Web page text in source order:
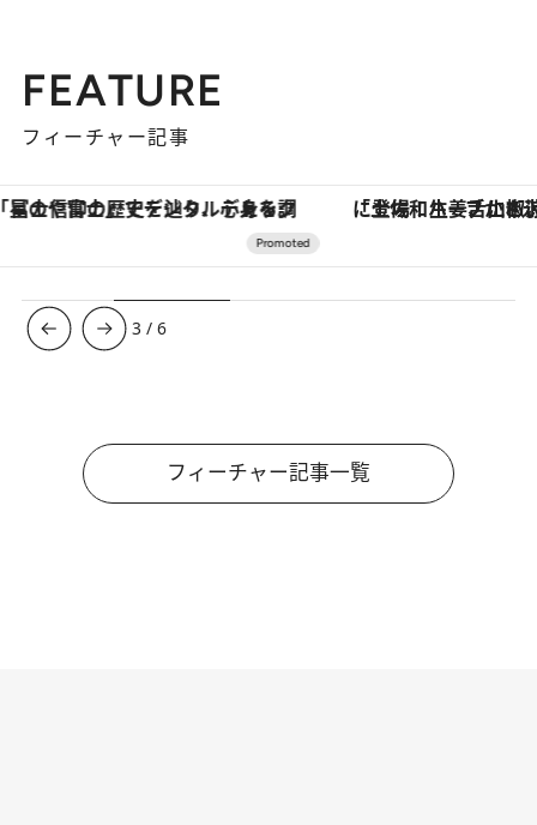
FEATURE
フィーチャー記事
「土佐和ハーブかき氷」がOMO7高知に登場！生姜、山椒、大葉など目にも舌にも涼を呼ぶ郷土の味
3 /6
フィーチャー記事一覧